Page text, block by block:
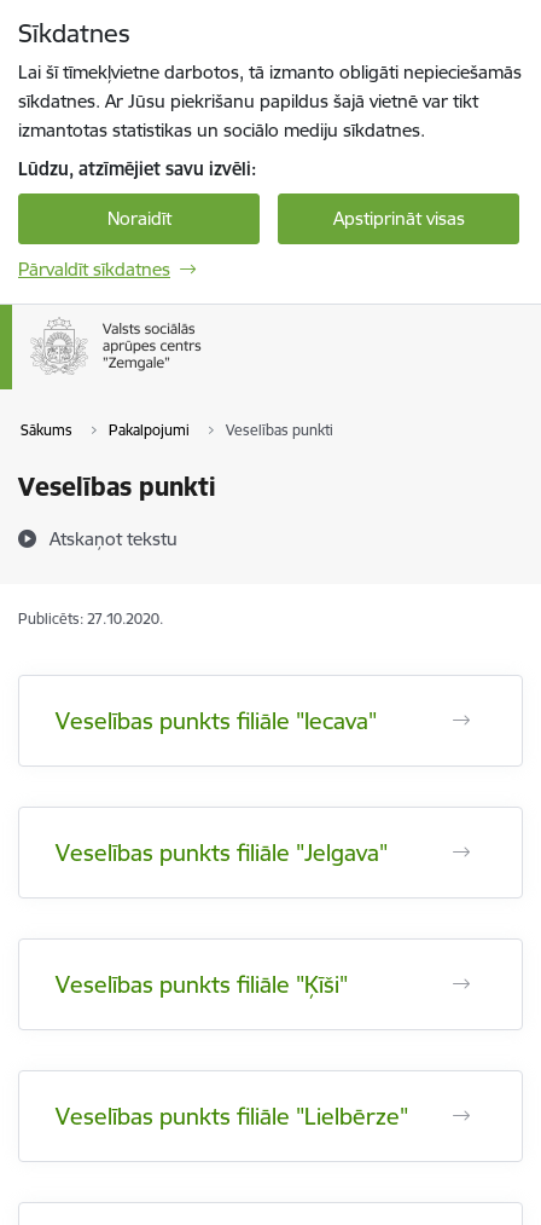
Sīkdatnes
Lai šī tīmekļvietne darbotos, tā izmanto obligāti nepieciešamās
sīkdatnes. Ar Jūsu piekrišanu papildus šajā vietnē var tikt
izmantotas statistikas un sociālo mediju sīkdatnes.
Lūdzu, atzīmējiet savu izvēli:
Noraidīt Apstiprināt visas
Pārvaldīt sīkdatnes
Sākums Pakalpojumi Veselības punkti
Veselības punkti
Atskaņot tekstu
Publicēts: 27.10.2020.
Veselības punkts filiāle "Iecava"
Veselības punkts filiāle "Jelgava"
Veselības punkts filiāle "Ķīši"
Veselības punkts filiāle "Lielbērze"